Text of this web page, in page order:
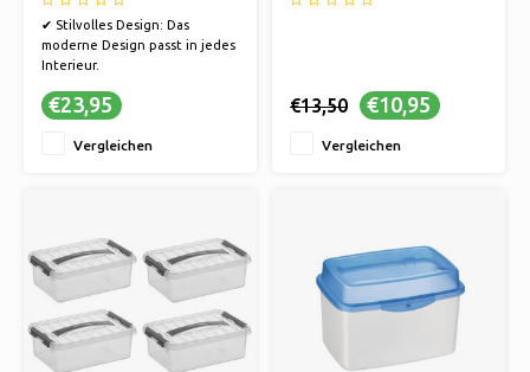
✔ Stilvolles Design: Das
moderne Design passt in jedes
Interieur.
unangenehme Gerüche und
✔ Nachhaltig:
€23,95
Vergleichen
€13,50 €10,95
Vergleichen